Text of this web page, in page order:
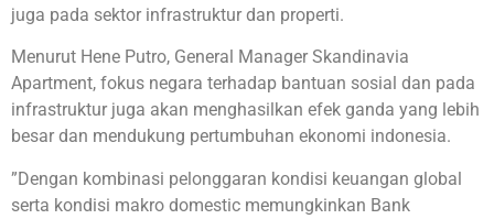
juga pada sektor infrastruktur dan properti.
Menurut Hene Putro, General Manager Skandinavia
Apartment, fokus negara terhadap bantuan sosial dan pada
infrastruktur juga akan menghasilkan efek ganda yang lebih
besar dan mendukung pertumbuhan ekonomi indonesia.
”Dengan kombinasi pelonggaran kondisi keuangan global
serta kondisi makro domestic memungkinkan Bank